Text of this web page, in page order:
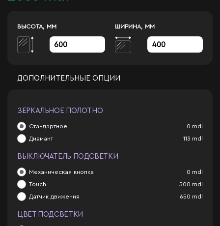
ВЫСОТА, ММ ШИРИНА, ММ
ДОПОЛНИТЕЛЬНЫЕ ОПЦИИ
ЗЕРКАЛЬНОЕ ПОЛОТНО
Стандартное 0 mdl
Диамант 113 mdl
ВЫКЛЮЧАТЕЛЬ ПОДСВЕТКИ
Механическая кнопка 0 mdl
Touch 500 mdl
Датчик движения 650 mdl
ЦВЕТ ПОДСВЕТКИ